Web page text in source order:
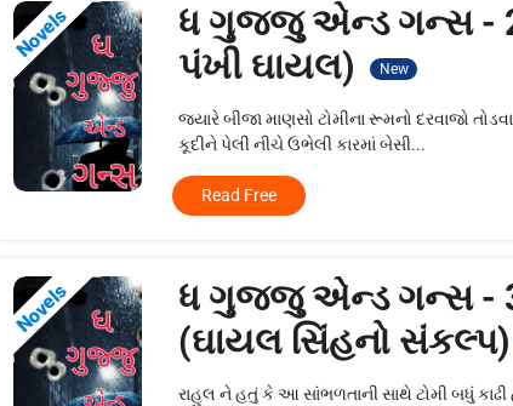
Novels
ધ ગુજ્જુ એન્ડ ગન્સ -
પંખી ઘાયલ)
New
જ્યારે બીજા માણસો ટોમીના રૂમનો દરવાજો
કૂદીને પેલી નીચે ઉભેલી કારમાં બેસી...
Read Free
Novels
ધ ગુજ્જુ એન્ડ ગન્સ -
(ઘાયલ સિંહનો સંકલ્પ)
રાહુલ ને હતું કે આ સાંભળતાની સાથે ટોમી બધું